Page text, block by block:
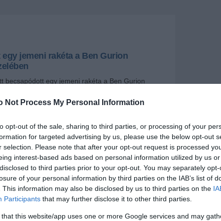
Not Process My Personal Information
opt-out of the sale, sharing to third parties, or processing of your
for targeted advertising by us, please use the below opt-out
selection. Please note that after your opt-out request is processed
interest-based ads based on personal information utilized by us
to third parties prior to your opt-out. You may separately
of your personal information by third parties on the IAB’s list of
This information may also be disclosed by us to third parties on the
Participants that may further disclose it to other third parties.
that this website/app uses one or more Google services and may
jemeni rakéta a Ben Gurion
becsapódott egy jemeni rakéta a Ben Gurion
követően számos légitársaság hosszabb-
izraeli járatait. Vasárnap nem repül Izraelbe
az Air France, a Ryanair, az Azerbaijan Airlines,
a Delta Air Lines. Két napos szünetet rendelt el a
és az Iberia Airlines, három naposat az Air India, a
a Swiss, és az ITA Airways, és szerdáig
Airways járatai.
csatlakozni fog az Egyesült Államokhoz a jemeni